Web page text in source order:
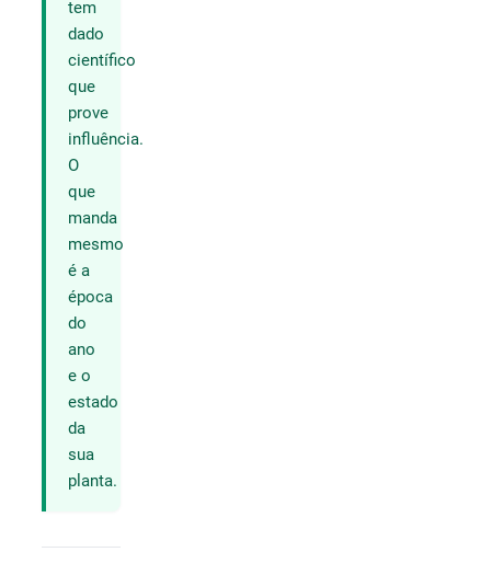
tem
dado
científico
que
prove
influência.
O
que
manda
mesmo
é a
época
do
ano
e o
estado
da
sua
planta.